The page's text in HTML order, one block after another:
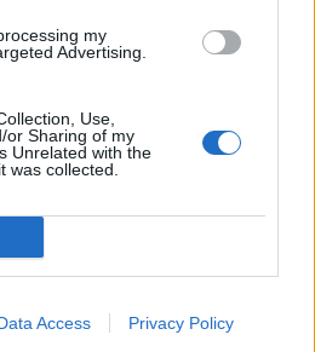
my
Advertising.
Use,
or Sharing of my
Unrelated with the
was collected.
Access Privacy Policy
théâtre et arts
À voir dès 10 ans, cette